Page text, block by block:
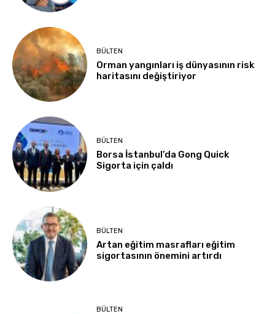
BÜLTEN
Orman yangınları iş dünyasının risk
haritasını değiştiriyor
BÜLTEN
Borsa İstanbul’da Gong Quick
Sigorta için çaldı
BÜLTEN
Artan eğitim masrafları eğitim
sigortasının önemini artırdı
BÜLTEN